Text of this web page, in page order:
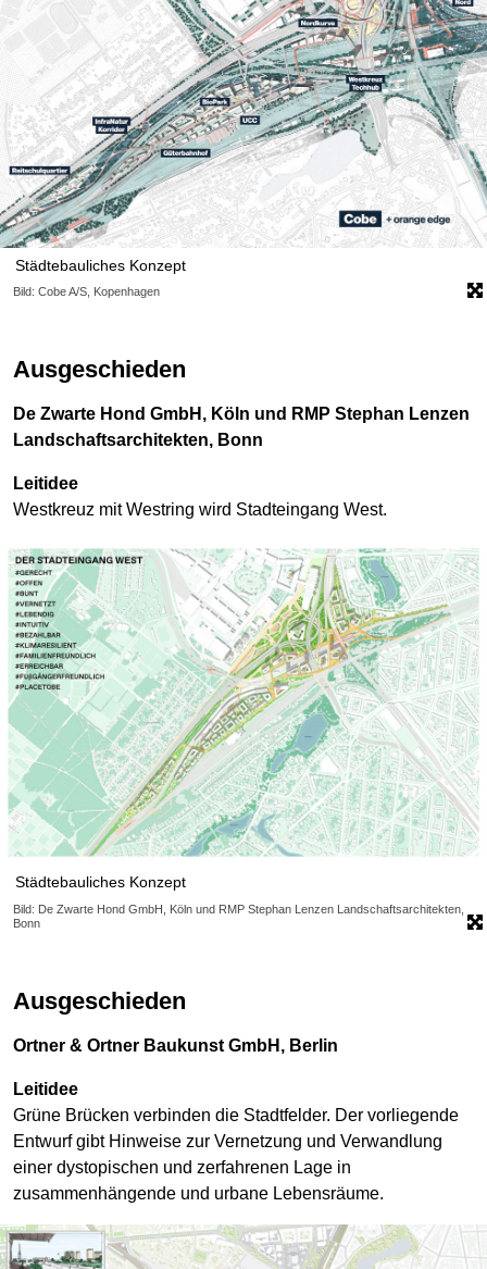
Städtebauliches Konzept
Bild: Cobe A/S, Kopenhagen
Ausgeschieden
De Zwarte Hond GmbH, Köln und RMP Stephan Lenzen
Landschaftsarchitekten, Bonn
Leitidee
Westkreuz mit Westring wird Stadteingang West.
Städtebauliches Konzept
Bild: De Zwarte Hond GmbH, Köln und RMP Stephan Lenzen Landschaftsarchitekten,
Bonn
Ausgeschieden
Ortner & Ortner Baukunst GmbH, Berlin
Leitidee
Grüne Brücken verbinden die Stadtfelder. Der vorliegende
Entwurf gibt Hinweise zur Vernetzung und Verwandlung
einer dystopischen und zerfahrenen Lage in
zusammenhängende und urbane Lebensräume.